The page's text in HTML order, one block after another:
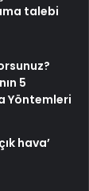
talebi
5
Yöntemleri
hava’